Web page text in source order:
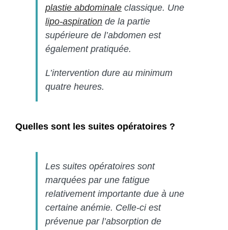
plastie abdominale classique. Une
lipo-aspiration de la partie
supérieure de l’abdomen est
également pratiquée.
L’intervention dure au minimum
quatre heures.
Quelles sont les suites opératoires ?
Les suites opératoires sont
marquées par une fatigue
relativement importante due à une
certaine anémie. Celle-ci est
prévenue par l’absorption de